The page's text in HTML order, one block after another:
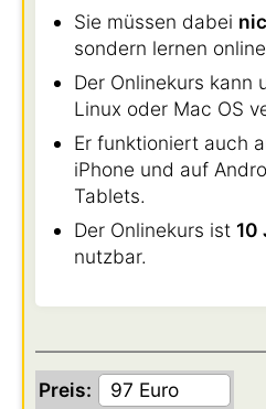
Sie müssen dabei
sondern lernen
Der Onlinekurs kann
Linux oder Mac OS
Er funktioniert auch
iPhone und auf
Tablets.
Der Onlinekurs ist 10
nutzbar.
Preis: